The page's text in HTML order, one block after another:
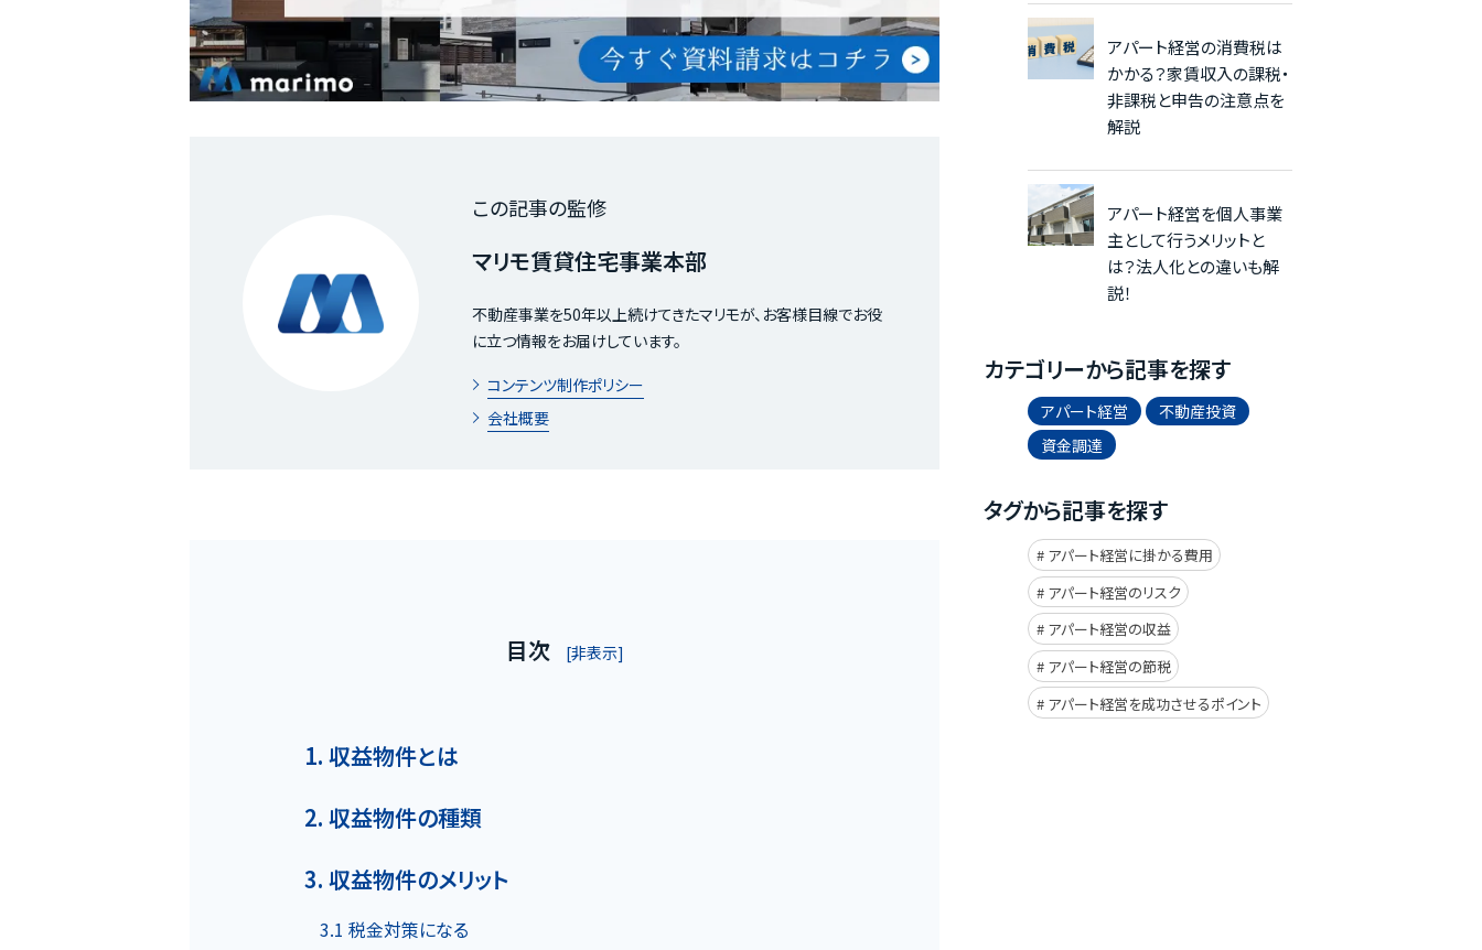
この記事の監修
マリモ賃貸住宅事業本部
不動産事業を50年以上続けてきたマリモが、お客様目線でお役
に立つ情報をお届けしています。
コンテンツ制作ポリシー
会社概要
目次 [非表示]
1. 収益物件とは
2. 収益物件の種類
3. 収益物件のメリット
3.1 税金対策になる
アパート経営の消費税は
かかる？家賃収入の課税・
非課税と申告の注意点を
解説
アパート経営を個人事業
主として行うメリットと
は？法人化との違いも解
説！
カテゴリーから記事を探す
アパート経営
不動産投資
資金調達
タグから記事を探す
アパート経営に掛かる費用
アパート経営のリスク
アパート経営の収益
アパート経営の節税
アパート経営を成功させるポイント